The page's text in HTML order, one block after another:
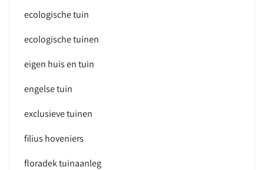
ecologische tuin
ecologische tuinen
eigen huis en tuin
engelse tuin
exclusieve tuinen
filius hoveniers
floradek tuinaanleg